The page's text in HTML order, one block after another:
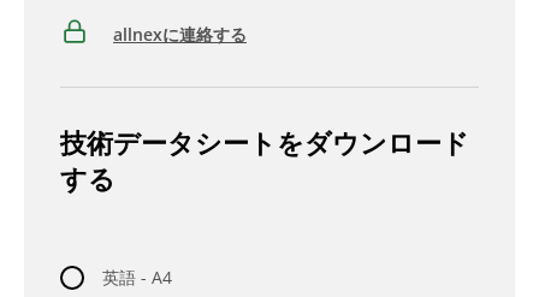
allnexに連絡する
技術データシートをダウンロード
する
英語 - A4